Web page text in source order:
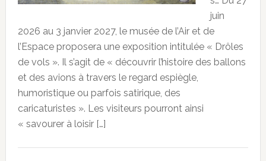
juin
2026 au 3 janvier 2027, le musée de l’Air et de
l’Espace proposera une exposition intitulée « Drôles
de vols ». Il s’agit de « découvrir l’histoire des ballons
et des avions à travers le regard espiègle,
humoristique ou parfois satirique, des
caricaturistes ». Les visiteurs pourront ainsi
« savourer à loisir […]